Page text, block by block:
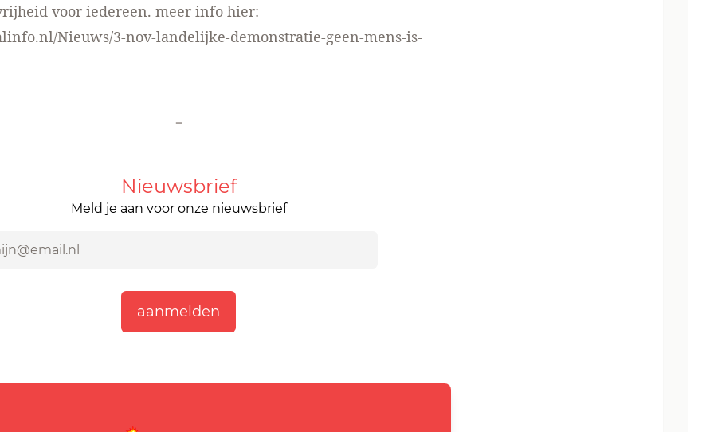
voor iedereen. meer info hier:
Nieuws/3-nov-landelijke-demonstratie-geen-mens-is-
-
Nieuwsbrief
Meld je aan voor onze nieuwsbrief